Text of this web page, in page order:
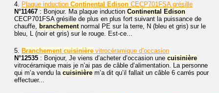
4. Plaque induction Continental Edison CECP701FSA grésille
N°11467 : Bonjour. Ma plaque induction Continental Edison
CECP701FSA grésille de plus en plus fort suivant la puissance de
chauffe, branchementnormal PE sur la terre, N (bleu et gris) sur le
bleu, L (noir et gris) sur le rouge. Est-ce...
5. Branchement cuisinière vitrocéramique d’occasion
N°12535 : Bonjour, Je viens d’acheter d’occasion une cuisinière
vitrocéramique mais je n’ai pas de câble d’alimentation. La personne
qui m’a vendu la cuisinière m’a dit qu’il fallait un câble 6 carrés pour
effectuer...